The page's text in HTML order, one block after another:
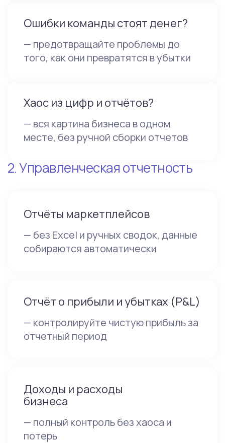
Ошибки команды стоят денег?
— предотвращайте проблемы до
того, как они превратятся в убытки
Хаос из цифр и отчётов?
— вся картина бизнеса в одном
месте, без ручной сборки отчетов
2. Управленческая отчетность
Отчёты маркетплейсов
— без Excel и ручных сводок, данные
собираются автоматически
Отчёт о прибыли и убытках (P&L)
— контролируйте чистую прибыль за
отчетный период
Доходы и расходы
бизнеса
— полный контроль без хаоса и
потерь